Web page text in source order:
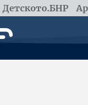
Детското.БНР